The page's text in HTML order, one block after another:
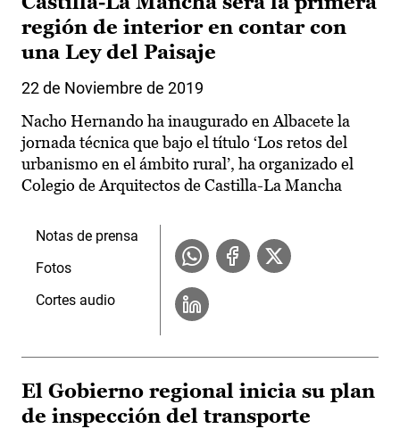
región de interior en contar con
una Ley del Paisaje
22 de Noviembre de 2019
Nacho Hernando ha inaugurado en Albacete la
jornada técnica que bajo el título ‘Los retos del
urbanismo en el ámbito rural’, ha organizado el
Colegio de Arquitectos de Castilla-La Mancha
Notas de prensa
Fotos
Cortes audio
El Gobierno regional inicia su plan
de inspección del transporte